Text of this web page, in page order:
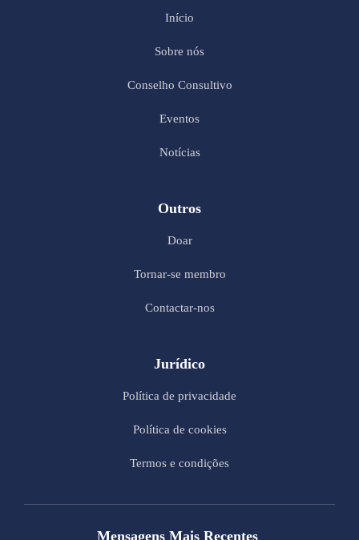
Início
Sobre nós
Conselho Consultivo
Eventos
Notícias
Outros
Doar
Tornar-se membro
Contactar-nos
Jurídico
Política de privacidade
Política de cookies
Termos e condições
Mensagens Mais Recentes